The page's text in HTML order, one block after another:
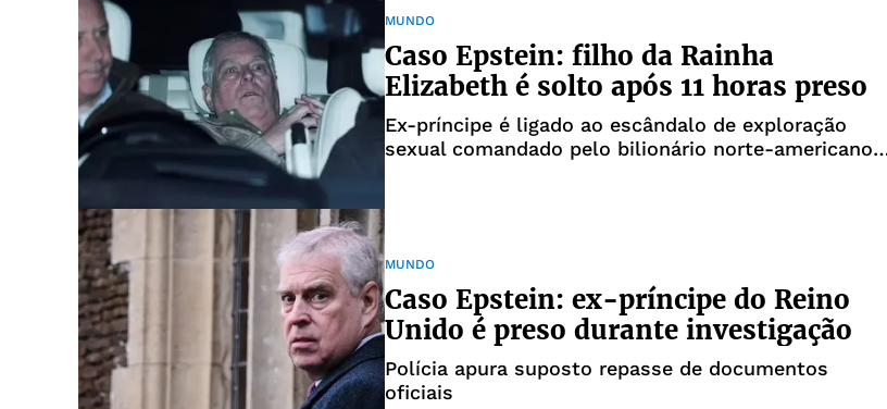
MUNDO
Caso Epstein: filho da Rainha
Elizabeth é solto após 11 horas preso
Ex-príncipe é ligado ao escândalo de exploração
sexual comandado pelo bilionário norte-americano
MUNDO
Caso Epstein: ex-príncipe do Reino
Unido é preso durante investigação
Polícia apura suposto repasse de documentos
oficiais